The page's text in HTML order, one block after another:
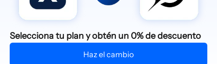
Selecciona tu plan y obtén un 0% de descuento
Haz el cambio